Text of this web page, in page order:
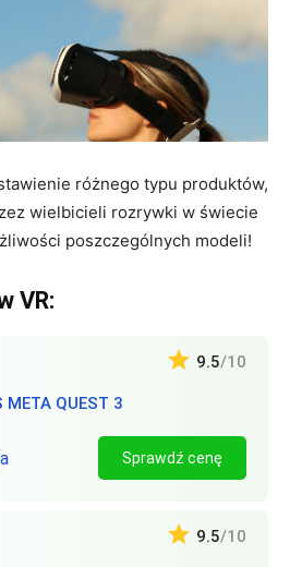
różnego typu produktów,
wielbicieli rozrywki w świecie
poszczególnych modeli!
VR:
META QUEST 3
9.5/10
Sprawdź cenę
9.5/10